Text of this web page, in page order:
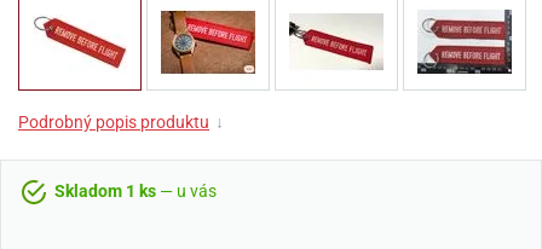
Podrobný popis produktu ↓
Skladom 1 ks — u vás